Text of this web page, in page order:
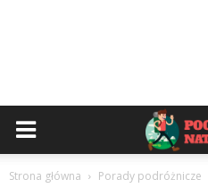
Strona główna Porady podróżnicze